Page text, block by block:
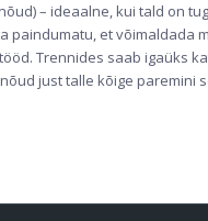
– ideaalne, kui tald on
paindumatu, et võimaldada
Trennides saab igaüks
just talle kõige paremini